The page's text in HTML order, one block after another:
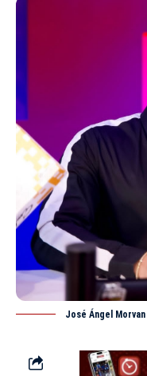
José Ángel Morvan